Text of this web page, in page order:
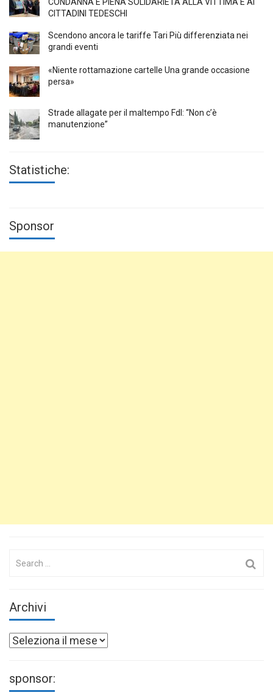
CITTADINI TEDESCHI
Scendono ancora le tariffe Tari Più differenziata nei
grandi eventi
«Niente rottamazione cartelle Una grande occasione
persa»
Strade allagate per il maltempo FdI: “Non c’è
manutenzione”
Statistiche:
Sponsor
Search
Archivi
Archivi
sponsor: